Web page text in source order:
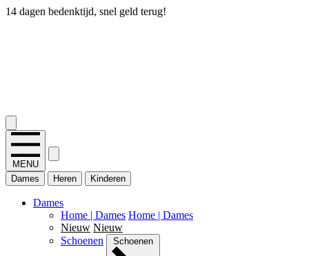
14 dagen bedenktijd, snel geld terug!
MENU
Dames
Heren Kinderen
Dames
Home | Dames Home | Dames
Nieuw Nieuw
Schoenen
Schoenen